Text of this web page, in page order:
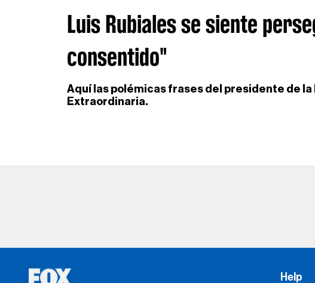
Luis Rubiales se siente
consentido"
Aquí las polémicas frases del presidente de la
Extraordinaria.
Help